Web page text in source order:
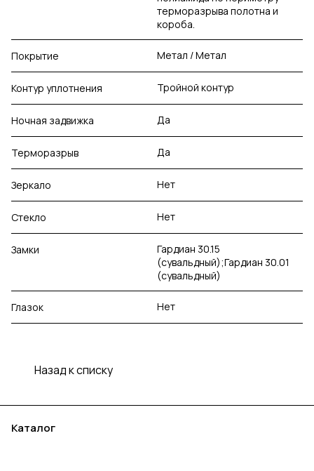
терморазрыва полотна и
короба.
Покрытие Метал / Метал
Контур уплотнения Тройной контур
Ночная задвижка Да
Терморазрыв Да
Зеркало Нет
Стекло Нет
Замки
Гардиан 30.15
(сувальдный);Гардиан 30.01
(сувальдный)
Глазок Нет
Назад к списку
Каталог